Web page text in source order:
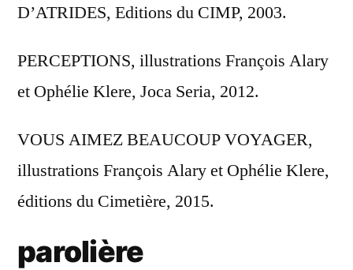
D’ATRIDES, Editions du CIMP, 2003.
PERCEPTIONS, illustrations François Alary
et Ophélie Klere, Joca Seria, 2012.
VOUS AIMEZ BEAUCOUP VOYAGER,
illustrations François Alary et Ophélie Klere,
éditions du Cimetière, 2015.
parolière